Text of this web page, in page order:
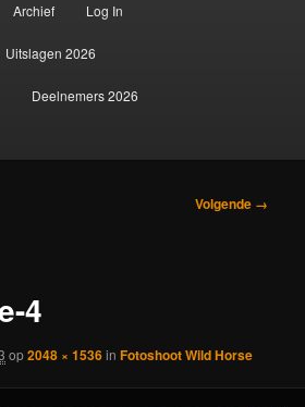
Archief Log In
Uitslagen 2026
Deelnemers 2026
Volgende →
4
op2048 × 1536inFotoshoot Wild Horse